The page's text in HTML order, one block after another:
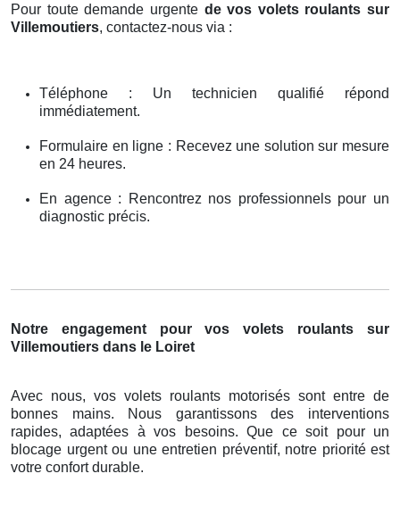
Pour toute demande urgente de vos volets roulants sur
Villemoutiers, contactez-nous via :
Téléphone : Un technicien qualifié répond
immédiatement.
Formulaire en ligne : Recevez une solution sur mesure
en 24 heures.
En agence : Rencontrez nos professionnels pour un
diagnostic précis.
Notre engagement pour vos volets roulants sur
Villemoutiers dans le Loiret
Avec nous, vos volets roulants motorisés sont entre de
bonnes mains. Nous garantissons des interventions
rapides, adaptées à vos besoins. Que ce soit pour un
blocage urgent ou une entretien préventif, notre priorité est
votre confort durable.